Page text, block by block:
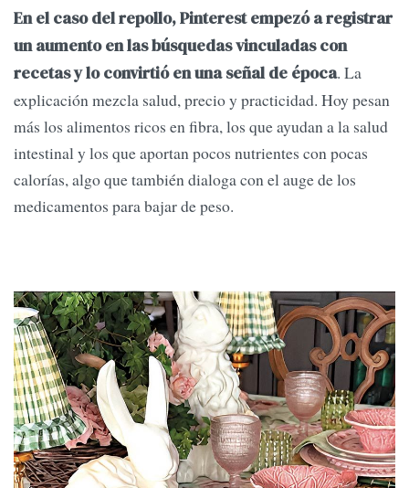
En el caso del repollo, Pinterest empezó a registrar
un aumento en las búsquedas vinculadas con
recetas y lo convirtió en una señal de época. La
explicación mezcla salud, precio y practicidad. Hoy pesan
más los alimentos ricos en fibra, los que ayudan a la salud
intestinal y los que aportan pocos nutrientes con pocas
calorías, algo que también dialoga con el auge de los
medicamentos para bajar de peso.